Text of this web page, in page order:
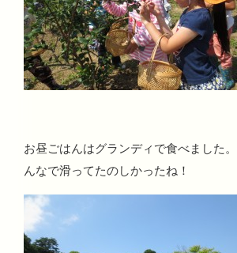
お昼ごはんはグランディで食べました
んなで滑ってたのしかったね！